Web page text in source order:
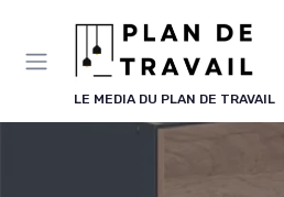
LE MEDIA DU PLAN DE TRAVAIL